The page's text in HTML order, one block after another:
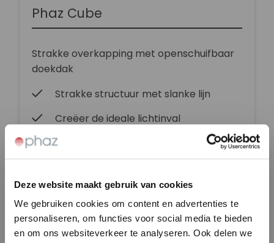
Deze website maakt gebruik van cookies
We gebruiken cookies om content en advertenties te
personaliseren, om functies voor social media te bieden
en om ons websiteverkeer te analyseren. Ook delen we
Phaz Cube
Strakke overkapping met openschuifbaar
doekdak
Strakke structuur met slanke lijn
Creëer de ideale lichtinval
Vrijstaand of aanbouw
Bekijk Phaz Cube